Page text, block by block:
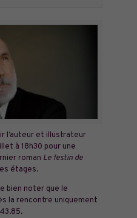
l’auteur et illustrateur
à 18h30 pour une
roman Le festin de
étages.
bien noter que le
la rencontre uniquement